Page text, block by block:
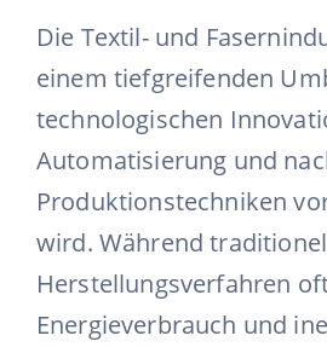
Die Textil- und
einem tiefgreifenden
technologischen
Automatisierung und
Produktionstechniken
wird. Während
Herstellungsverfahren
Energieverbrauch und